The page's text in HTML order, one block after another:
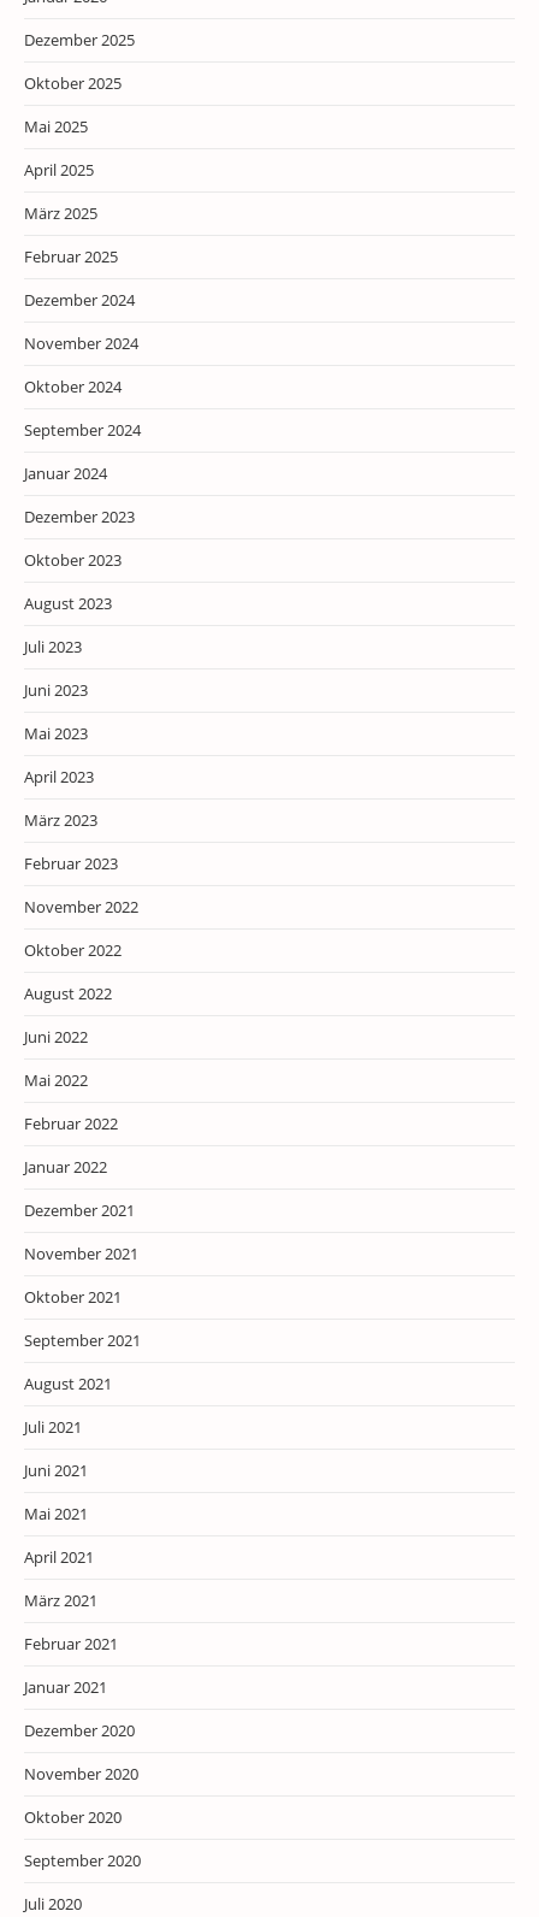
Dezember 2025
Oktober 2025
Mai 2025
April 2025
März 2025
Februar 2025
Dezember 2024
November 2024
Oktober 2024
September 2024
Januar 2024
Dezember 2023
Oktober 2023
August 2023
Juli 2023
Juni 2023
Mai 2023
April 2023
März 2023
Februar 2023
November 2022
Oktober 2022
August 2022
Juni 2022
Mai 2022
Februar 2022
Januar 2022
Dezember 2021
November 2021
Oktober 2021
September 2021
August 2021
Juli 2021
Juni 2021
Mai 2021
April 2021
März 2021
Februar 2021
Januar 2021
Dezember 2020
November 2020
Oktober 2020
September 2020
Juli 2020